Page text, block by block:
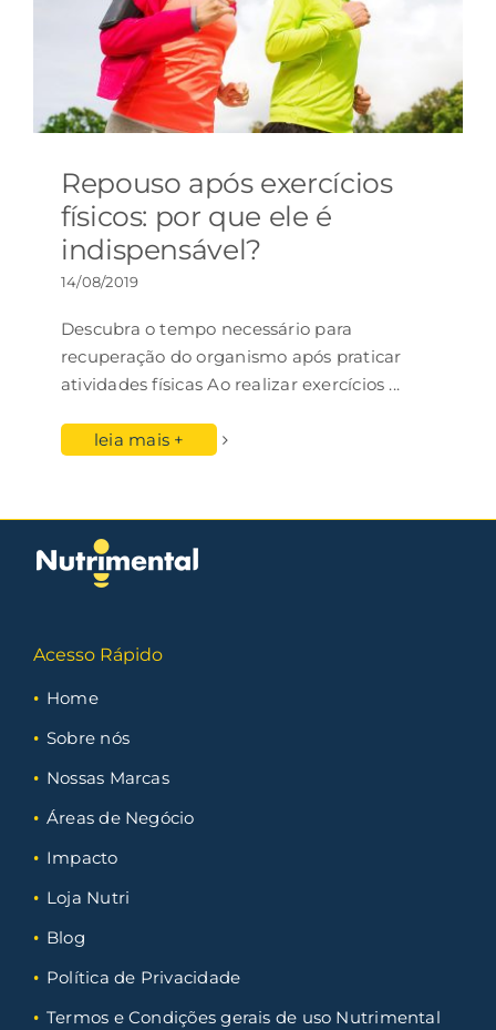
Repouso após exercícios
físicos: por que ele é
indispensável?
14/08/2019
Descubra o tempo necessário para
recuperação do organismo após praticar
atividades físicas Ao realizar exercícios ...
leia mais +
Acesso Rápido
Home
Sobre nós
Nossas Marcas
Áreas de Negócio
Impacto
Loja Nutri
Blog
Política de Privacidade
Termos e Condições gerais de uso Nutrimental